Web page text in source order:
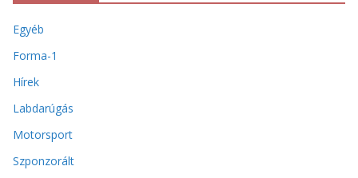
Egyéb
Forma-1
Hírek
Labdarúgás
Motorsport
Szponzorált